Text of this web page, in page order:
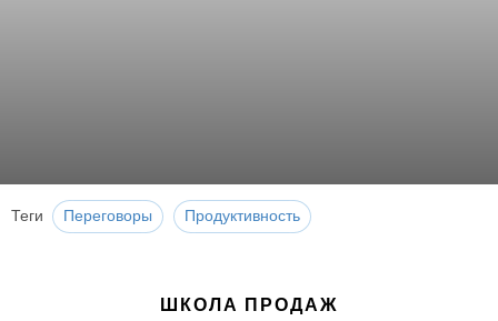
Теги Переговоры Продуктивность
ШКОЛА ПРОДАЖ